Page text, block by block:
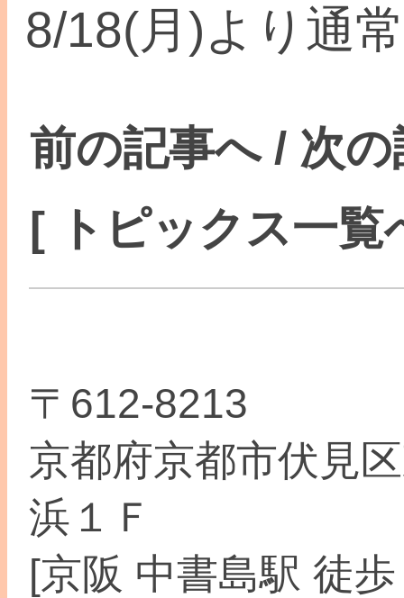
8/18(月)より通
前の記事へ/ 次
[ トピックス一覧
〒612-8213
京都府京都市伏見
浜１Ｆ
[京阪 中書島駅 徒